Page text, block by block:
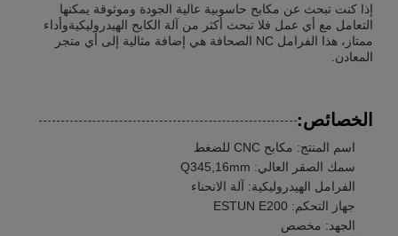
إذا كنت تبحث عن مكابح حاسوبية عالية الجودة وموثوقة يمكنها
التعامل مع أي عمل فلا تبحث أكثر من آلة الكابح الهيدروليكيةوأداء
ممتاز، هذا الفرامل NC الصحافة هي إضافة مثالية إلى أي متجر
المعادن.
الخصائص:
اسم المنتج: مكابح CNC للضغط
سمك الصقر العالي: Q345,16mm
الفرامل الهيدروليكية: آلة الانحناء
جهاز التحكم: ESTUN E200
الجهد: مخصص